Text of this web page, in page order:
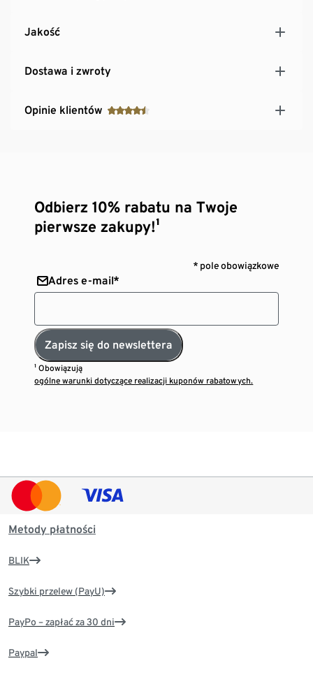
Jakość
Dostawa i zwroty
Opinie klientów
Odbierz 10% rabatu na Twoje
pierwsze zakupy!¹
* pole obowiązkowe
Adres e-mail*
Zapisz się do newslettera
¹ Obowiązują
ogólne warunki dotyczące realizacji kuponów rabatowych.
Metody płatności
BLIK
Szybki przelew (PayU)
PayPo – zapłać za 30 dni
Paypal